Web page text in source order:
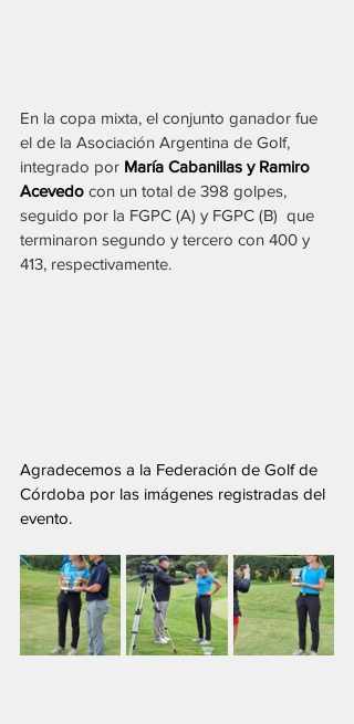
En la copa mixta, el conjunto ganador fue
el de la Asociación Argentina de Golf,
integrado por María Cabanillas y Ramiro
Acevedo con un total de 398 golpes,
seguido por la FGPC (A) y FGPC (B)  que
terminaron segundo y tercero con 400 y
413, respectivamente.
Agradecemos a la Federación de Golf de
Córdoba por las imágenes registradas del
evento.